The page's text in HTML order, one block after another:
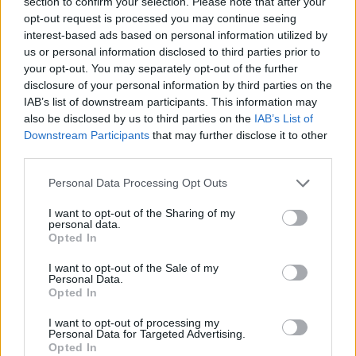
opt-out request is processed you may continue seeing
interest-based ads based on personal information utilized by
us or personal information disclosed to third parties prior to
your opt-out. You may separately opt-out of the further
disclosure of your personal information by third parties on the
IAB’s list of downstream participants. This information may
also be disclosed by us to third parties on the IAB’s List of
Downstream Participants that may further disclose it to other
Personal Data Processing Opt Outs
I want to opt-out of the Sharing of my
personal data.
Opted In
I want to opt-out of the Sale of my
Personal Data.
Opted In
I want to opt-out of processing my
Personal Data for Targeted Advertising.
Opted In
kamatemelés esélyét, az amerikai-iráni konfliktus újabb
eszkalációja viszont negatívan befolyásolja a hangulatot.
A vezető európai részvényindexek és az USA főbb indexei
is negatívban zártak, a magyar tőzsde felülteljesített.
2026. július 15. 22:00 | Portfolio
A részvénypiaci hangulat jelenleg rendkívül törékeny, az
Egyesült Államok és Irán közötti konfliktus újabb fordulata
negyedéves gyorsjelentések is hozzátesznek valamennyit a
képhez, bár ez inkább a tengerentúli piacokra igaz. Az
blokád hatására gyengén alakult a kereskedés ma
Európában, ez alól a magyar tőzsde sem volt kivétel. Az